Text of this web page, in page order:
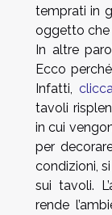
temprati in
oggetto che
In altre
Ecco
Infatti,
tavoli
in cui
per
condizioni,
sui tavoli.
rende